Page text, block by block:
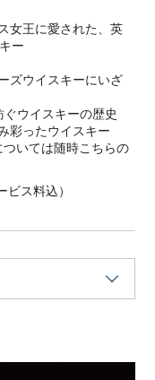
女王に愛された、英
ー
ズウイスキーにいざ
ウイスキーの歴史
彩ったウイスキー
いては随時こちらの
ス料込）